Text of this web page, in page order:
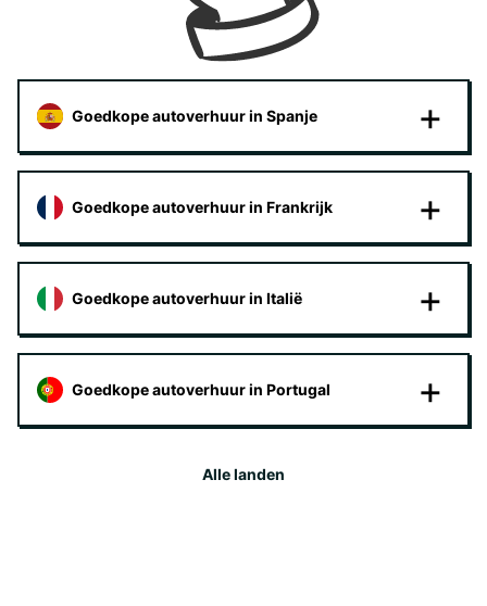
Goedkope autoverhuur in Spanje
Goedkope autoverhuur in Frankrijk
Goedkope autoverhuur in Italië
Goedkope autoverhuur in Portugal
Alle landen